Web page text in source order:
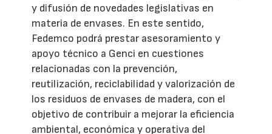
y difusión de novedades legislativas en
materia de envases. En este sentido,
Fedemco podrá prestar asesoramiento y
apoyo técnico a Genci en cuestiones
relacionadas con la prevención,
reutilización, reciclabilidad y valorización de
los residuos de envases de madera, con el
objetivo de contribuir a mejorar la eficiencia
ambiental, económica y operativa del